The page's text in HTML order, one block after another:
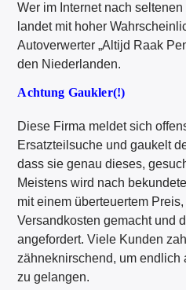
Wer im Internet nach
landet mit hoher
Autoverwerter „Altijd Raak
den Niederlanden.
Achtung Gaukler(!)
Diese Firma meldet sich
Ersatzteilsuche und gaukelt
dass sie genau dieses,
Meistens wird nach
mit einem überteuertem
Versandkosten gemacht und
angefordert. Viele Kunden
zähneknirschend, um endlich
zu gelangen.